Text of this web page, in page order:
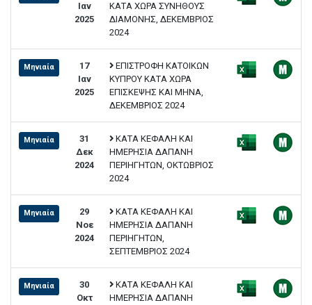
Ιαν
2025
ΚΑΤΑ ΧΩΡΑ ΣΥΝΗΘΟΥΣ
ΔΙΑΜΟΝΗΣ, ΔΕΚΕΜΒΡΙΟΣ
2024
Μηνιαία
17
Ιαν
2025
ΕΠΙΣΤΡΟΦΗ ΚΑΤΟΙΚΩΝ
ΚΥΠΡΟΥ ΚΑΤΑ ΧΩΡΑ
ΕΠΙΣΚΕΨΗΣ ΚΑΙ ΜΗΝΑ,
ΔΕΚΕΜΒΡΙΟΣ 2024
Μηνιαία
31
Δεκ
2024
ΚΑΤΑ ΚΕΦΑΛΗ ΚΑΙ
ΗΜΕΡΗΣΙΑ ΔΑΠΑΝΗ
ΠΕΡΙΗΓΗΤΩΝ, ΟΚΤΩΒΡΙΟΣ
2024
Μηνιαία
29
Νοε
2024
ΚΑΤΑ ΚΕΦΑΛΗ ΚΑΙ
ΗΜΕΡΗΣΙΑ ΔΑΠΑΝΗ
ΠΕΡΙΗΓΗΤΩΝ,
ΣΕΠΤΕΜΒΡΙΟΣ 2024
Μηνιαία
30
Οκτ
ΚΑΤΑ ΚΕΦΑΛΗ ΚΑΙ
ΗΜΕΡΗΣΙΑ ΔΑΠΑΝΗ